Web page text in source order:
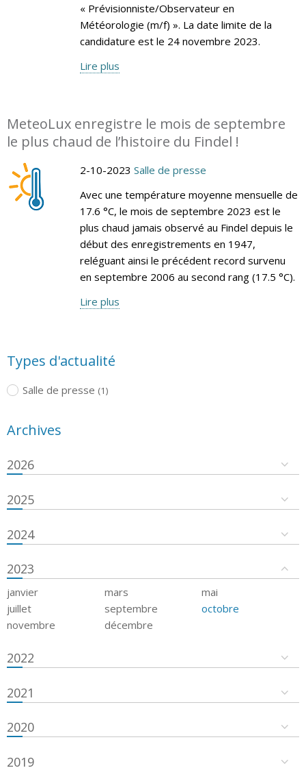
« Prévisionniste/Observateur en
Météorologie (m/f) ». La date limite de la
candidature est le 24 novembre 2023.
Lire plus
MeteoLux enregistre le mois de septembre
le plus chaud de l’histoire du Findel !
2-10-2023 Salle de presse
Avec une température moyenne mensuelle de
17.6 °C, le mois de septembre 2023 est le
plus chaud jamais observé au Findel depuis le
début des enregistrements en 1947,
reléguant ainsi le précédent record survenu
en septembre 2006 au second rang (17.5 °C).
Lire plus
Types d'actualité
Salle de presse (1)
Archives
2026
2025
2024
2023
janvier mars
mai
juillet
septembre
octobre
novembre
décembre
2022
2021
2020
2019